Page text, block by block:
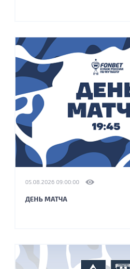
05.08.2026 09:00:00
ДЕНЬ МАТЧА